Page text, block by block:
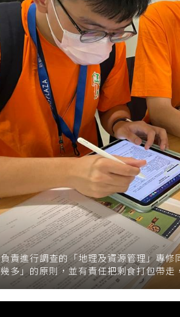
負責進行調查的「地理及資源管理」專
幾多」的原則，並有責任把剩食打包帶走